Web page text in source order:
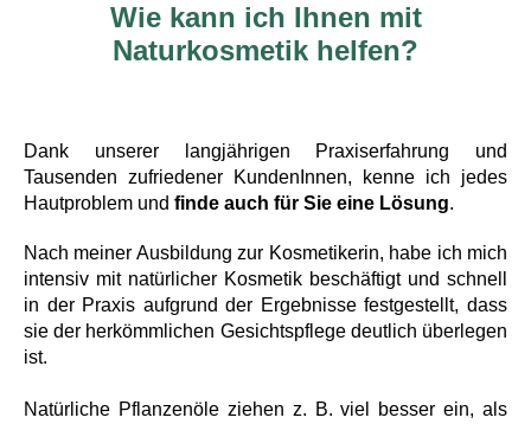
Wie kann ich Ihnen mit
Naturkosmetik helfen?
Dank unserer langjährigen Praxiserfahrung und
Tausenden zufriedener KundenInnen, kenne ich jedes
Hautproblem und finde auch für Sie eine Lösung.
Nach meiner Ausbildung zur Kosmetikerin, habe ich mich
intensiv mit natürlicher Kosmetik beschäftigt und schnell
in der Praxis aufgrund der Ergebnisse festgestellt, dass
sie der herkömmlichen Gesichtspflege deutlich überlegen
ist.
Natürliche Pflanzenöle ziehen z. B. viel besser ein, als